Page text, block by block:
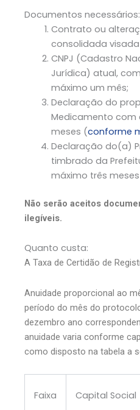
Documentos necessários:
Contrato ou
consolidada
CNPJ (Cadastro
Jurídica) atual,
máximo um mês;
Declaração do
Medicamento com
meses (conforme
Declaração do(a)
timbrado da
máximo três
Não serão aceitos
ilegíveis.
Quanto custa:
A Taxa de Certidão de
Anuidade proporcional ao
período do mês do
dezembro ano
anuidade varia conforme
como disposto na tabela a
Faixa Capital Social